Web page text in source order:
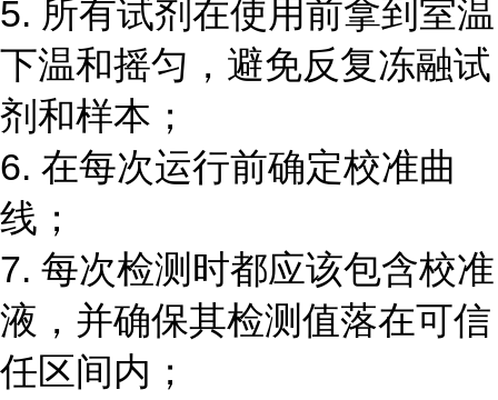
5. 所有试剂在使用前拿到室温
下温和摇匀，避免反复冻融试
剂和样本；
6. 在每次运行前确定校准曲
线；
7. 每次检测时都应该包含校准
液，并确保其检测值落在可信
任区间内；